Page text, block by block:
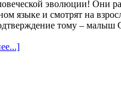
эволюции! Они
языке и смотрят на
тому – малыш